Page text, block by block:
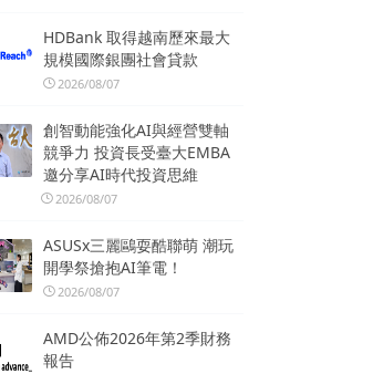
HDBank 取得越南歷來最大
規模國際銀團社會貸款
2026/08/07
創智動能強化AI與經營雙軸
競爭力 投資長受臺大EMBA
邀分享AI時代投資思維
2026/08/07
ASUSx三麗鷗耍酷聯萌 潮玩
開學祭搶抱AI筆電！
2026/08/07
AMD公佈2026年第2季財務
報告